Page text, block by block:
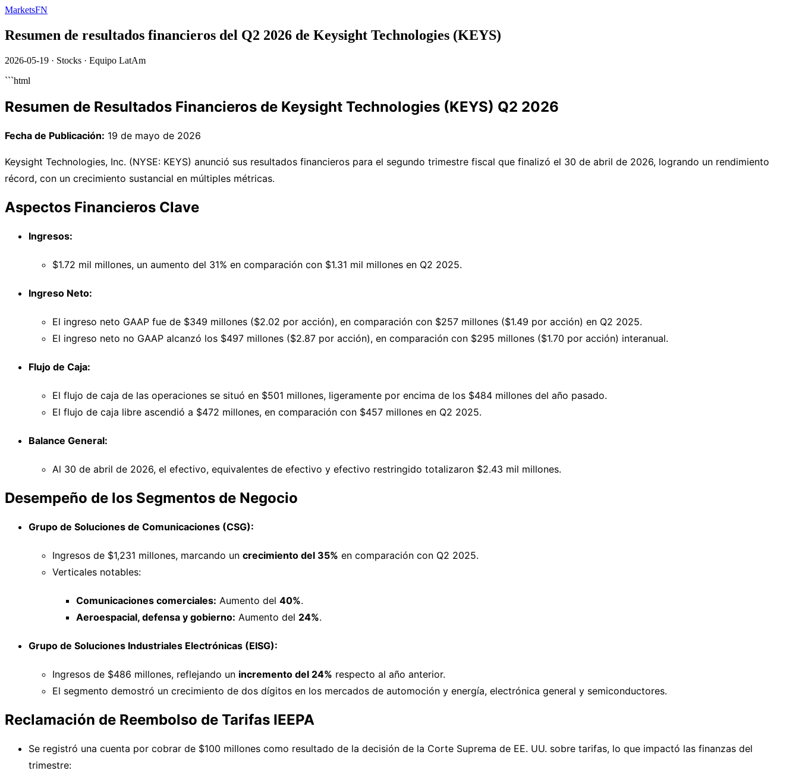
MarketsFN
Resumen de resultados financieros del Q2 2026 de Keysight Technologies (KEYS)
2026-05-19 · Stocks · Equipo LatAm
```html
Resumen de Resultados Financieros de Keysight Technologies (KEYS) Q2 2026
Fecha de Publicación: 19 de mayo de 2026
Keysight Technologies, Inc. (NYSE: KEYS) anunció sus resultados financieros para el segundo trimestre fiscal que finalizó el 30 de abril de 2026, logrando un rendimiento
récord, con un crecimiento sustancial en múltiples métricas.
Aspectos Financieros Clave
Ingresos:
$1.72 mil millones, un aumento del 31% en comparación con $1.31 mil millones en Q2 2025.
Ingreso Neto:
El ingreso neto GAAP fue de $349 millones ($2.02 por acción), en comparación con $257 millones ($1.49 por acción) en Q2 2025.
El ingreso neto no GAAP alcanzó los $497 millones ($2.87 por acción), en comparación con $295 millones ($1.70 por acción) interanual.
Flujo de Caja:
El flujo de caja de las operaciones se situó en $501 millones, ligeramente por encima de los $484 millones del año pasado.
El flujo de caja libre ascendió a $472 millones, en comparación con $457 millones en Q2 2025.
Balance General:
Al 30 de abril de 2026, el efectivo, equivalentes de efectivo y efectivo restringido totalizaron $2.43 mil millones.
Desempeño de los Segmentos de Negocio
Grupo de Soluciones de Comunicaciones (CSG):
Ingresos de $1,231 millones, marcando un crecimiento del 35% en comparación con Q2 2025.
Verticales notables:
Comunicaciones comerciales: Aumento del 40%.
Aeroespacial, defensa y gobierno: Aumento del 24%.
Grupo de Soluciones Industriales Electrónicas (EISG):
Ingresos de $486 millones, reflejando un incremento del 24% respecto al año anterior.
El segmento demostró un crecimiento de dos dígitos en los mercados de automoción y energía, electrónica general y semiconductores.
Reclamación de Reembolso de Tarifas IEEPA
Se registró una cuenta por cobrar de $100 millones como resultado de la decisión de la Corte Suprema de EE. UU. sobre tarifas, lo que impactó las finanzas del
trimestre: